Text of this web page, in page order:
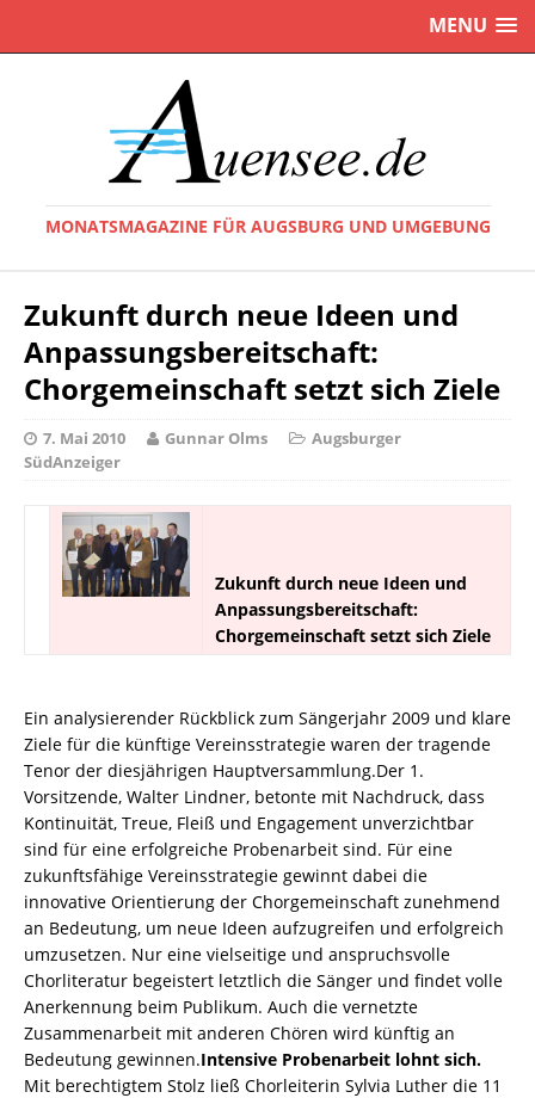
MENU
MONATSMAGAZINE FÜR AUGSBURG UND UMGEBUNG
Zukunft durch neue Ideen und
Anpassungsbereitschaft:
Chorgemeinschaft setzt sich Ziele
7. Mai 2010 Gunnar Olms
Augsburger
SüdAnzeiger
Zukunft durch neue Ideen und
Anpassungsbereitschaft:
Chorgemeinschaft setzt sich Ziele
Ein analysierender Rückblick zum Sängerjahr 2009 und klare
Ziele für die künftige Vereinsstrategie waren der tragende
Tenor der diesjährigen Hauptversammlung.Der 1.
Vorsitzende, Walter Lindner, betonte mit Nachdruck, dass
Kontinuität, Treue, Fleiß und Engagement unverzichtbar
sind für eine erfolgreiche Probenarbeit sind. Für eine
zukunftsfähige Vereinsstrategie gewinnt dabei die
innovative Orientierung der Chorgemeinschaft zunehmend
an Bedeutung, um neue Ideen aufzugreifen und erfolgreich
umzusetzen. Nur eine vielseitige und anspruchsvolle
Chorliteratur begeistert letztlich die Sänger und findet volle
Anerkennung beim Publikum. Auch die vernetzte
Zusammenarbeit mit anderen Chören wird künftig an
Bedeutung gewinnen.Intensive Probenarbeit lohnt sich.
Mit berechtigtem Stolz ließ Chorleiterin Sylvia Luther die 11